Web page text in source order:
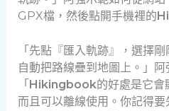
GPX檔，然後點開手機裡的
「先點『匯入軌跡』，選擇
自動把路線疊到地圖上。」阿
「 Hikingbook的好處是它會
而且可以離線使用。你記得